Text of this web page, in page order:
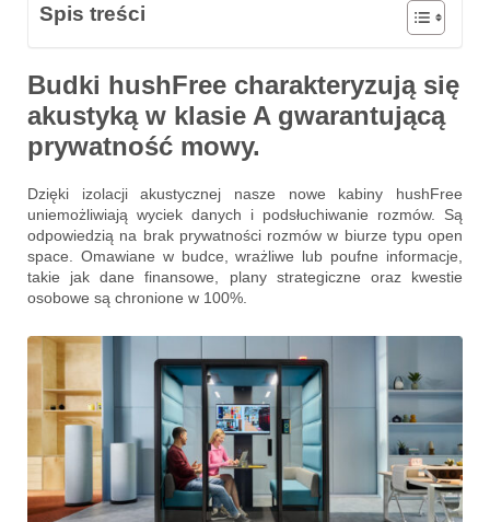
Spis treści
Budki hushFree charakteryzują się
akustyką w klasie A gwarantującą
prywatność mowy.
Dzięki izolacji akustycznej nasze nowe kabiny hushFree
uniemożliwiają wyciek danych i podsłuchiwanie rozmów. Są
odpowiedzią na brak prywatności rozmów w biurze typu open
space. Omawiane w budce, wrażliwe lub poufne informacje,
takie jak dane finansowe, plany strategiczne oraz kwestie
osobowe są chronione w 100%.